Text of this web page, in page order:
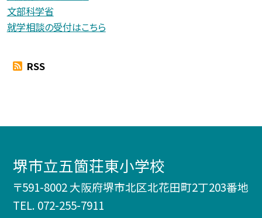
文部科学省
就学相談の受付はこちら
RSS
堺市立五箇荘東小学校
〒591-8002 大阪府堺市北区北花田町2丁203番地
TEL. 072-255-7911